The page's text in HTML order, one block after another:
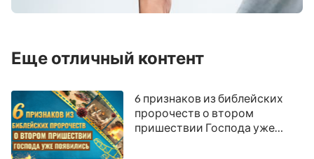
Еще отличный контент
6 признаков из библейских
пророчеств о втором
пришествии Господа уже